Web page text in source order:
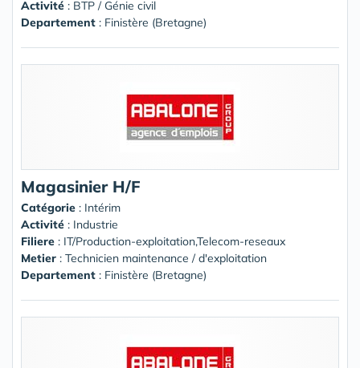
Activité : BTP / Génie civil
Departement : Finistère (Bretagne)
Magasinier H/F
Catégorie : Intérim
Activité : Industrie
Filiere : IT/Production-exploitation,Telecom-reseaux
Metier : Technicien maintenance / d'exploitation
Departement : Finistère (Bretagne)